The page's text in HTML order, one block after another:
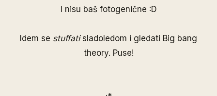
I nisu baš fotogenične :D
Idem se stuffatisladoledom i gledati Big bang
theory. Puse!